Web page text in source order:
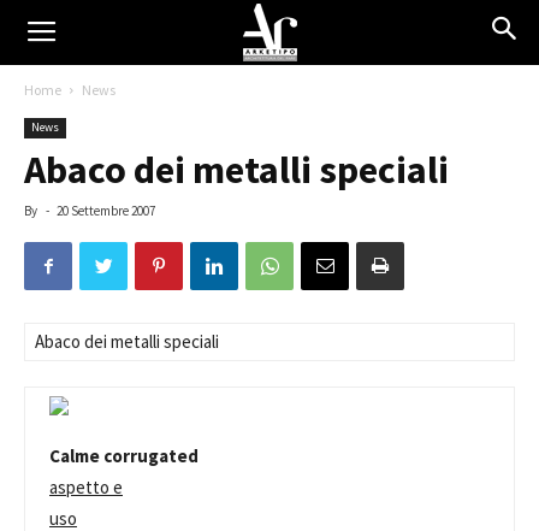
Home News
News
Abaco dei metalli speciali
By - 20 Settembre 2007
Abaco dei metalli speciali
Calme corrugated
aspetto e
uso